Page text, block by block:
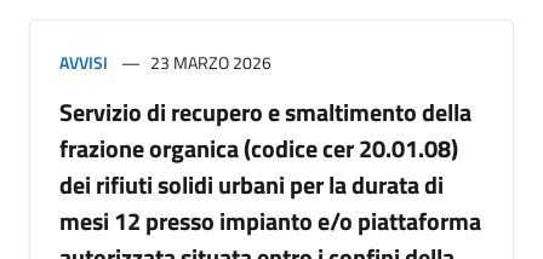
AVVISI 23 MARZO 2026
Servizio di recupero e smaltimento della
frazione organica (codice cer 20.01.08)
dei rifiuti solidi urbani per la durata di
mesi 12 presso impianto e/o piattaforma